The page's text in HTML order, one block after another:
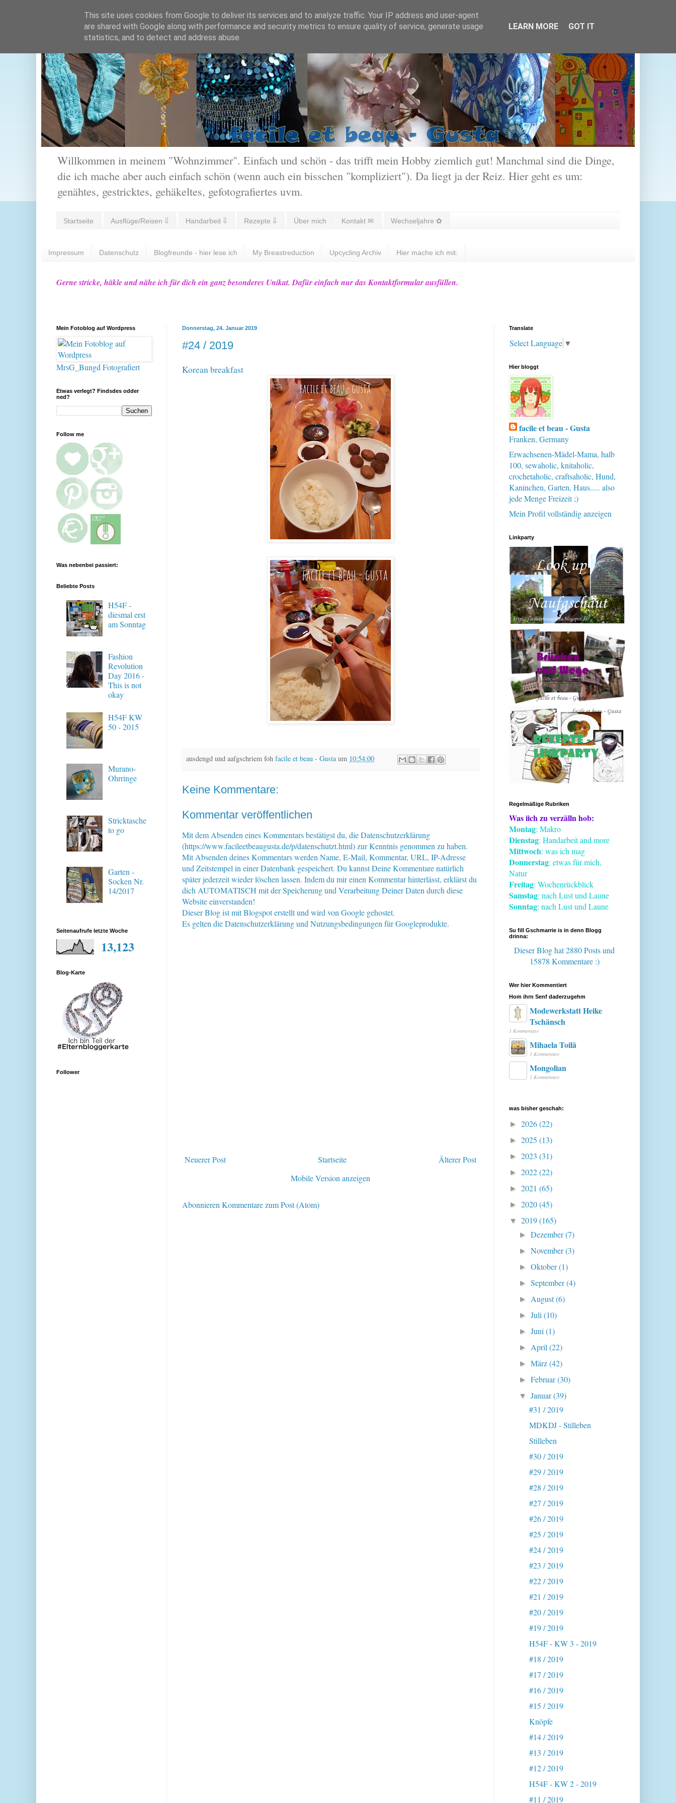
Willkommen in meinem "Wohnzimmer". Einfach und schön - das trifft mein Hobby ziemlich gut! Manchmal sind die Dinge,
die ich mache aber auch einfach schön (wenn auch ein bisschen "kompliziert"). Da liegt ja der Reiz. Hier geht es um:
genähtes, gestricktes, gehäkeltes, gefotografiertes uvm.
Startseite Ausflüge/Reisen ⇓ Handarbeit ⇓ Rezepte ⇓ Über mich Kontakt ✉ Wechseljahre ✿
Impressum Datenschutz Blogfreunde - hier lese ich My Breastreduction Upcycling Archiv Hier mache ich mit:
Gerne stricke, häkle und nähe ich für dich ein ganz besonderes Unikat. Dafür einfach nur das Kontaktformular ausfüllen.
Donnerstag, 24. Januar 2019
#24 / 2019
Korean breakfast
ausdengd und aafgschriem foh facile et beau - Gusta um 10:54:00
Keine Kommentare:
Kommentar veröffentlichen
Mit dem Absenden eines Kommentars bestätigst du, die Datenschutzerklärung
(https://www.facileetbeaugusta.de/p/datenschutzt.html) zur Kenntnis genommen zu haben.
Mit Absenden deines Kommentars werden Name, E-Mail, Kommentar, URL, IP-Adresse
und Zeitstempel in einer Datenbank gespeichert. Du kannst Deine Kommentare natürlich
später jederzeit wieder löschen lassen. Indem du mir einen Kommentar hinterlässt, erklärst du
dich AUTOMATISCH mit der Speicherung und Verarbeitung Deiner Daten durch diese
Website einverstanden!
Dieser Blog ist mit Blogspot erstellt und wird von Google gehostet.
Es gelten die Datenschutzerklärung und Nutzungsbedingungen für Googleprodukte.
Neuerer Post Älterer Post
Startseite
Mobile Version anzeigen
Abonnieren Kommentare zum Post (Atom)
Mein Fotoblog auf Wordpress
MrsG_Bungd Fotografiert
Etwas verlegt? Findsdes odder
ned?
Follow me
Was nebenbei passiert:
Beliebte Posts
H54F -
diesmal erst
am Sonntag
Fashion
Revolution
Day 2016 -
This is not
okay
H54F KW
50 - 2015
Murano-
Ohrringe
Stricktasche
to go
Garten -
Socken Nr.
14/2017
Seitenaufrufe letzte Woche
13,123
Blog-Karte
Follower
Translate
Select Language ▼
Hier bloggt
facile et beau - Gusta
Franken, Germany
Erwachsenen-Mädel-Mama, halb
100, sewaholic, knitaholic,
crochetaholic, craftsaholic, Hund,
Kaninchen, Garten, Haus..... also
jede Menge Freizeit ;)
Mein Profil vollständig anzeigen
Linkparty
Regelmäßige Rubriken
Was iich zu verzälln hob:
Montag: Makro
Dienstag: Handarbeit and more
Mittwoch: was ich mag
Donnerstag: etwas für mich,
Natur
Freitag: Wochenrückblick
Samstag: nach Lust und Laune
Sonntag: nach Lust und Laune
Su fill Gschmarrie is in denn Blogg
drinna:
Dieser Blog hat 2880 Postsund
15878 Kommentare :)
Wer hier Kommentiert
Hom ihrn Senf daderzugehm
Modewerkstatt Heike
Tschänsch
1 Kommentare
Mihaela Toilă
1 Kommentare
Mongolian
1 Kommentare
was bisher geschah:
► 2026(22)
► 2025 (13)
► 2023 (31)
► 2022(22)
► 2021 (65)
► 2020(45)
▼ 2019(165)
►Dezember(7)
►November(3)
►Oktober(1)
►September(4)
► August(6)
►Juli(10)
►Juni(1)
► April(22)
►März(42)
►Februar(30)
▼Januar(39)
#31 / 2019
MDKDJ - Stilleben
Stilleben
#30 / 2019
#29 / 2019
#28 / 2019
#27 / 2019
#26 / 2019
#25 / 2019
#24 / 2019
#23 / 2019
#22 / 2019
#21 / 2019
#20 / 2019
#19 / 2019
H54F - KW 3 - 2019
#18 / 2019
#17 / 2019
#16 / 2019
#15 / 2019
Knöpfe
#14 / 2019
#13 / 2019
#12 / 2019
H54F - KW 2 - 2019
#11 / 2019
This site uses cookies from Google to deliver its services and to analyze traffic. Your IP address and user-agent
are shared with Google along with performance and security metrics to ensure quality of service, generate usage
statistics, and to detect and address abuse.
LEARN MORE GOT IT